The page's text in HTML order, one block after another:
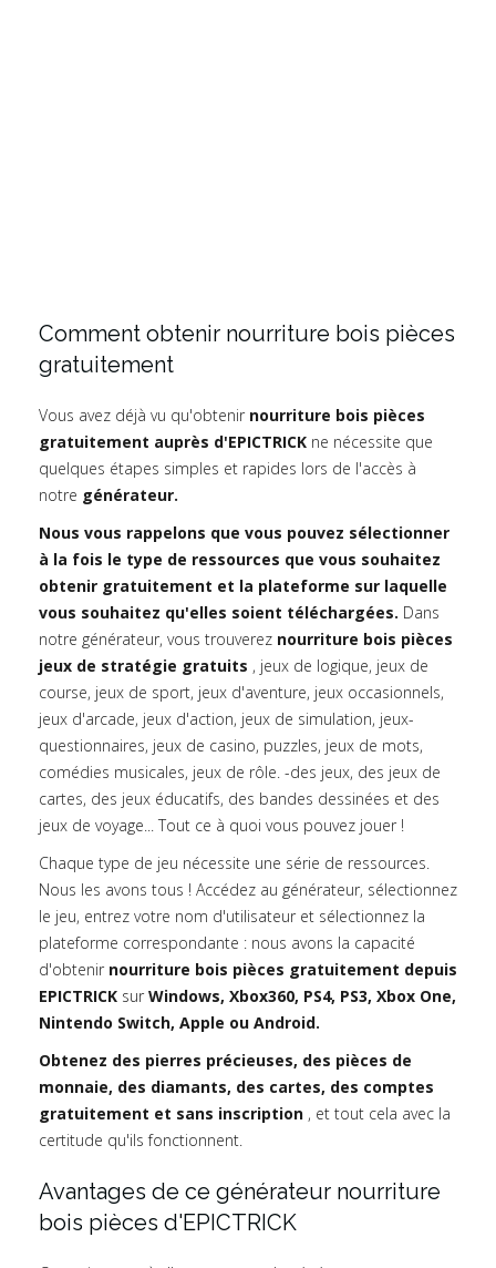
Comment obtenir nourriture bois pièces
gratuitement
Vous avez déjà vu qu'obtenir nourriture bois pièces
gratuitement auprès d'EPICTRICK ne nécessite que
quelques étapes simples et rapides lors de l'accès à
notre générateur.
Nous vous rappelons que vous pouvez sélectionner
à la fois le type de ressources que vous souhaitez
obtenir gratuitement et la plateforme sur laquelle
vous souhaitez qu'elles soient téléchargées. Dans
notre générateur, vous trouverez nourriture bois pièces
jeux de stratégie gratuits , jeux de logique, jeux de
course, jeux de sport, jeux d'aventure, jeux occasionnels,
jeux d'arcade, jeux d'action, jeux de simulation, jeux-
questionnaires, jeux de casino, puzzles, jeux de mots,
comédies musicales, jeux de rôle. -des jeux, des jeux de
cartes, des jeux éducatifs, des bandes dessinées et des
jeux de voyage... Tout ce à quoi vous pouvez jouer !
Chaque type de jeu nécessite une série de ressources.
Nous les avons tous ! Accédez au générateur, sélectionnez
le jeu, entrez votre nom d'utilisateur et sélectionnez la
plateforme correspondante : nous avons la capacité
d'obtenir nourriture bois pièces gratuitement depuis
EPICTRICK sur Windows, Xbox360, PS4, PS3, Xbox One,
Nintendo Switch, Apple ou Android.
Obtenez des pierres précieuses, des pièces de
monnaie, des diamants, des cartes, des comptes
gratuitement et sans inscription , et tout cela avec la
certitude qu'ils fonctionnent.
Avantages de ce générateur nourriture
bois pièces d'EPICTRICK